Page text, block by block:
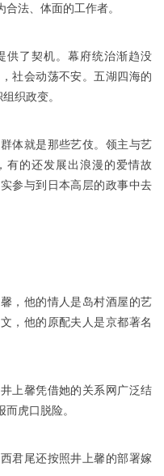
法、体面的工作者。
供了契机。幕府统治渐趋没
社会动荡不安。五湖四海的
织政变。
体就是那些艺伎。领主与艺
有的还发展出浪漫的爱情故
参与到日本高层的政事中去
，他的情人是岛村酒屋的艺
，他的原配夫人是京都著名
上馨凭借她的关系网广泛结
虎口脱险。
君尾还按照井上馨的部署嫁